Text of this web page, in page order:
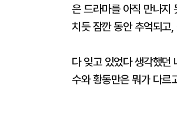
은 드라마를 아직 만나지
치듯 잠깐 동안 추억되고
다 잊고 있었다 생각했던
수와 황동만은 뭐가 다르